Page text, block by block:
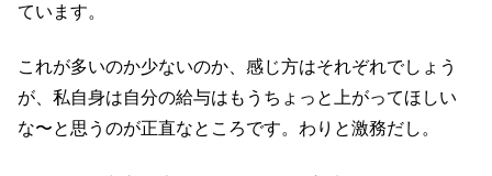
ています。
これが多いのか少ないのか、感じ方はそれぞれでしょう
が、私自身は自分の給与はもうちょっと上がってほしい
な〜と思うのが正直なところです。わりと激務だし。